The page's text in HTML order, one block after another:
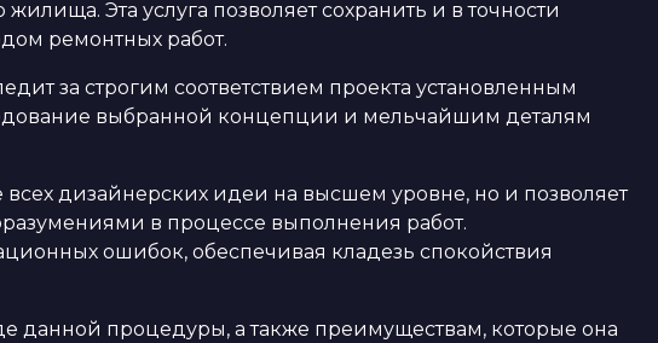
Эта услуга позволяет сохранить и в точности
ремонтных работ.
за строгим соответствием проекта установленным
выбранной концепции и мельчайшим деталям
всех дизайнерских идеи на высшем уровне, но и позволяет
в процессе выполнения работ.
ошибок, обеспечивая кладезь спокойствия
процедуры, а также преимуществам, которые она